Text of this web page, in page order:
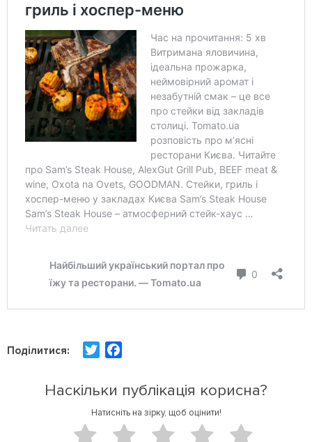
Поділитися:
t
b
o
Наскільки публікація корисна?
Натисніть на зірку, щоб оцінити!